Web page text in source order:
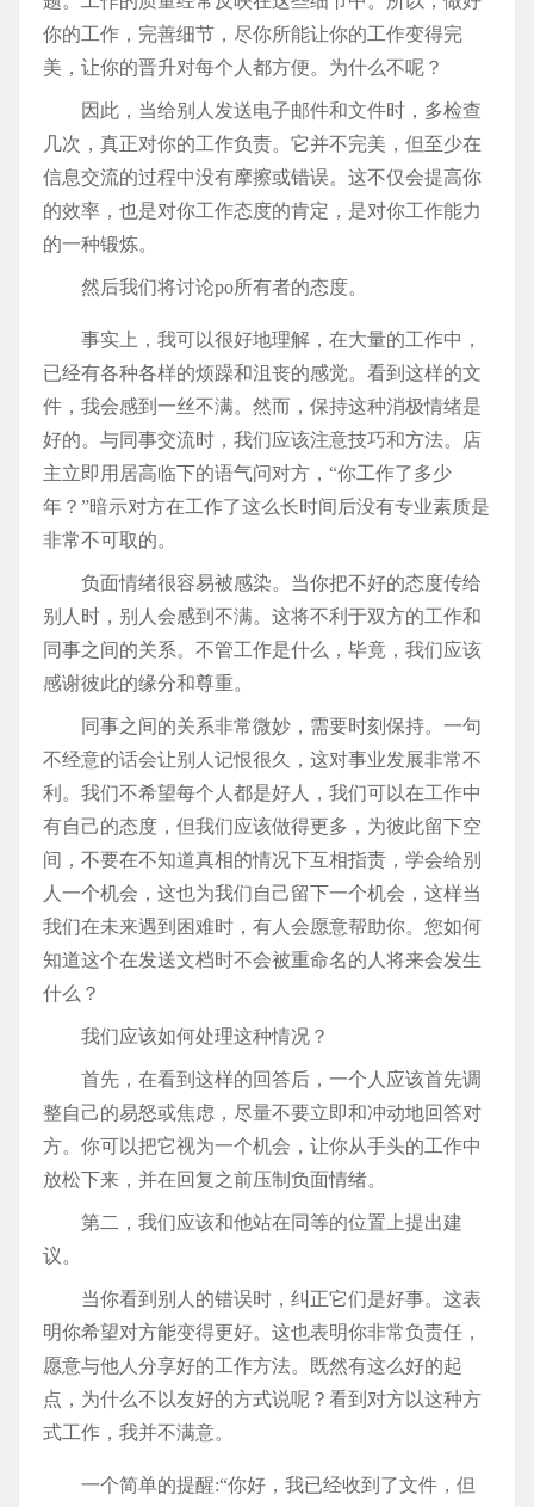
你的工作，完善细节，尽你所能让你的工作变得完
美，让你的晋升对每个人都方便。为什么不呢？
因此，当给别人发送电子邮件和文件时，多检查
几次，真正对你的工作负责。它并不完美，但至少在
信息交流的过程中没有摩擦或错误。这不仅会提高你
的效率，也是对你工作态度的肯定，是对你工作能力
的一种锻炼。
然后我们将讨论po所有者的态度。
事实上，我可以很好地理解，在大量的工作中，
已经有各种各样的烦躁和沮丧的感觉。看到这样的文
件，我会感到一丝不满。然而，保持这种消极情绪是
好的。与同事交流时，我们应该注意技巧和方法。店
主立即用居高临下的语气问对方，“你工作了多少
年？”暗示对方在工作了这么长时间后没有专业素质是
非常不可取的。
负面情绪很容易被感染。当你把不好的态度传给
别人时，别人会感到不满。这将不利于双方的工作和
同事之间的关系。不管工作是什么，毕竟，我们应该
感谢彼此的缘分和尊重。
同事之间的关系非常微妙，需要时刻保持。一句
不经意的话会让别人记恨很久，这对事业发展非常不
利。我们不希望每个人都是好人，我们可以在工作中
有自己的态度，但我们应该做得更多，为彼此留下空
间，不要在不知道真相的情况下互相指责，学会给别
人一个机会，这也为我们自己留下一个机会，这样当
我们在未来遇到困难时，有人会愿意帮助你。您如何
知道这个在发送文档时不会被重命名的人将来会发生
什么？
我们应该如何处理这种情况？
首先，在看到这样的回答后，一个人应该首先调
整自己的易怒或焦虑，尽量不要立即和冲动地回答对
方。你可以把它视为一个机会，让你从手头的工作中
放松下来，并在回复之前压制负面情绪。
第二，我们应该和他站在同等的位置上提出建
议。
当你看到别人的错误时，纠正它们是好事。这表
明你希望对方能变得更好。这也表明你非常负责任，
愿意与他人分享好的工作方法。既然有这么好的起
点，为什么不以友好的方式说呢？看到对方以这种方
式工作，我并不满意。
一个简单的提醒:“你好，我已经收到了文件，但